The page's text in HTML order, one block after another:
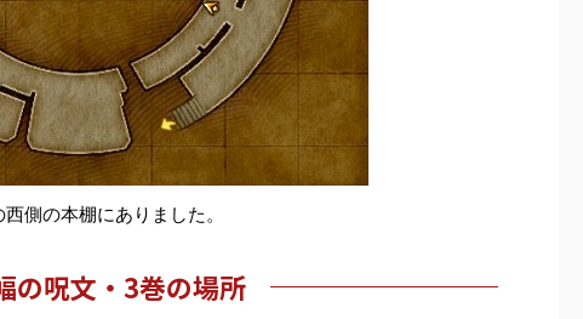
側の本棚にありました。
の呪文・3巻の場所